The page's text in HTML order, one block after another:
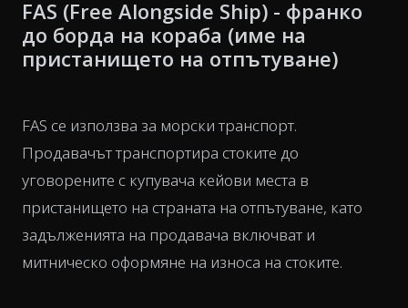
FAS (Free Alongside Ship) - франко
до борда на кораба (име на
пристанището на отпътуване)
FAS се използва за морски транспорт.
Продавачът транспортира стоките до
уговорените с купувача кейови места в
пристанището на страната на отпътуване, като
задълженията на продавача включват и
митническо оформяне на износа на стоките.